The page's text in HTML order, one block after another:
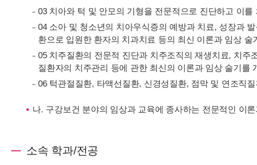
03 치아와 턱 및 안모의 기형을 전문적으로 진단하고 이
04 소아 및 청소년의 치아우식증의 예방과 치료, 성장과
환으로 입원한 환자의 치과치료 등의 최신 이론과 임상 술
05 치주질환의 전문적 진단과 치주조직의 재생치료, 치
질환자의 치주관리 등에 관한 최신의 이론과 임상 술기를
06 턱관절질환, 타액선질환, 신경성질환, 점막 및 연조직
나. 구강보건 분야의 임상과 교육에 종사하는 전문적인 이
소속 학과/전공